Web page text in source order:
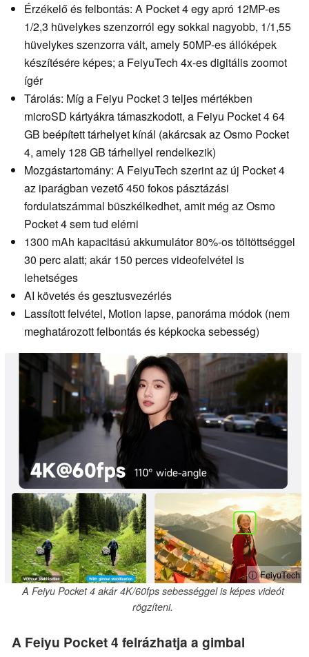
Érzékelő és felbontás: A Pocket 4 egy apró 12MP-es
1/2,3 hüvelykes szenzorról egy sokkal nagyobb, 1/1,55
hüvelykes szenzorra vált, amely 50MP-es állóképek
készítésére képes; a FeiyuTech 4x-es digitális zoomot
ígér
Tárolás: Míg a Feiyu Pocket 3 teljes mértékben
microSD kártyákra támaszkodott, a Feiyu Pocket 4 64
GB beépített tárhelyet kínál (akárcsak az Osmo Pocket
4, amely 128 GB tárhellyel rendelkezik)
Mozgástartomány: A FeiyuTech szerint az új Pocket 4
az iparágban vezető 450 fokos pásztázási
fordulatszámmal büszkélkedhet, amit még az Osmo
Pocket 4 sem tud elérni
1300 mAh kapacitású akkumulátor 80%-os töltöttséggel
30 perc alatt; akár 150 perces videofelvétel is
lehetséges
AI követés és gesztusvezérlés
Lassított felvétel, Motion lapse, panoráma módok (nem
meghatározott felbontás és képkocka sebesség)
ⓘ FeiyuTech
A Feiyu Pocket 4 akár 4K/60fps sebességgel is képes videót
rögzíteni.
A Feiyu Pocket 4 felrázhatja a gimbal